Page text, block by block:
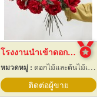
โรงงานนำเข้าดอกไม้ปลอม
หมวดหมู่ : ดอกไม้และต้นไม้เทียม
ติดต่อผู้ขาย